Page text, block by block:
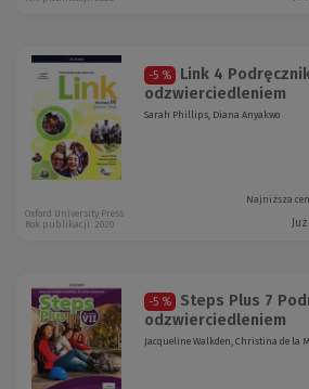
-5 %
Link 4
odzwierciedleniem
Sarah Phillips, Diana Anyakwo
Najniższa
Oxford University Press
Rok publikacji: 2020
-5 %
Steps Plus 7
odzwierciedleniem
Jacqueline Walkden, Christina de la